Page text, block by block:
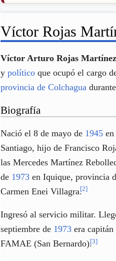
Víctor Rojas
Víctor Arturo Rojas Martínez
ypolítico que ocupó el cargo
provincia de Colchagua
Biografía
Nació el 8 de mayo de 1945
Santiago, hijo de Francisco
las Mercedes Martínez
de 1973 en Iquique, provincia
Carmen Enei Villagra.[2]
Ingresó al servicio militar.
septiembre de 1973 era capitán
FAMAE (San Bernardo).[3]